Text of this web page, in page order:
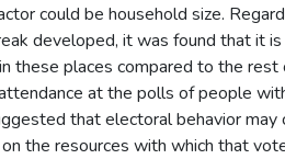
could be household size.
developed, it was found that it
these places compared to the rest
at the polls of people
that electoral behavior may
the resources with which that